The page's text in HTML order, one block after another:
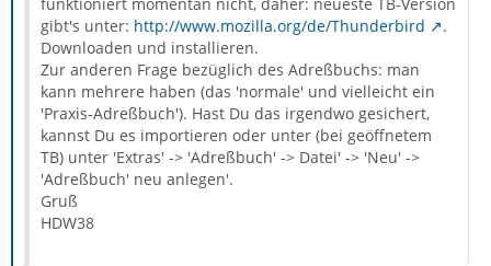
gibt's unter: http://www.mozilla.org/de/Thunderbird
.
Downloaden und installieren.
Zur anderen Frage bezüglich des Adreßbuchs: man
kann mehrere haben (das 'normale' und vielleicht ein
'Praxis-Adreßbuch'). Hast Du das irgendwo gesichert,
kannst Du es importieren oder unter (bei geöffnetem
TB) unter 'Extras' -> 'Adreßbuch' -> Datei' -> 'Neu' ->
'Adreßbuch' neu anlegen'.
Gruß
HDW38